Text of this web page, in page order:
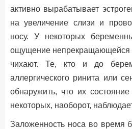
активно вырабатывает
на увеличение слизи и
носу. У некоторых
ощущение непрекращающейся
чихают. Те, кто и до
аллергического ринита или
обнаружить, что их
некоторых, наоборот,
Заложенность носа во время